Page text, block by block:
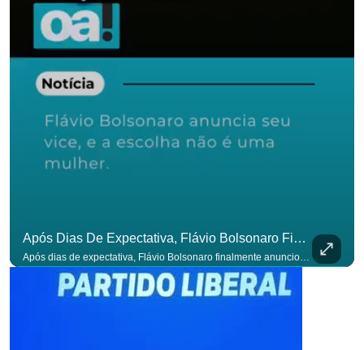
Após Dias De Expectativa, Flávio Bolsonaro Finalmente Anunciou Seu Vice. #OAntagonista